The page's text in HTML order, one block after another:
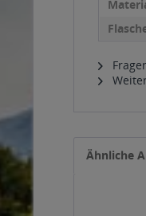
Ähnliche